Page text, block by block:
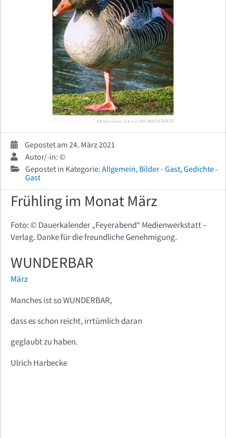
Gepostet am 24. März 2021
Autor/-in: ©
Gepostet in Kategorie: Allgemein, Bilder - Gast,Gedichte -
Gast
Frühling im Monat März
Foto: © Dauerkalender „Feyerabend“ Medienwerkstatt –
Verlag. Danke für die freundliche Genehmigung.
WUNDERBAR
März
Manches ist so WUNDERBAR,
dass es schon reicht, irrtümlich daran
geglaubt zu haben.
Ulrich Harbecke